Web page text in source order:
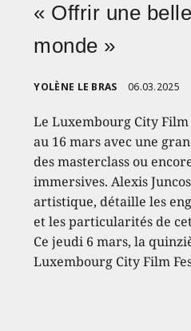
« Offrir une
monde »
YOLÈNE LE BRAS 06.03.2025
Le Luxembourg City
au 16 mars avec une
des masterclass ou
immersives. Alexis
artistique, détaille les
et les particularités de
Ce jeudi 6 mars, la
Luxembourg City Film